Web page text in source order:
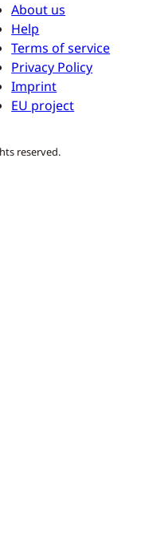
About us
Help
Terms of service
Privacy Policy
Imprint
EU project
reserved.